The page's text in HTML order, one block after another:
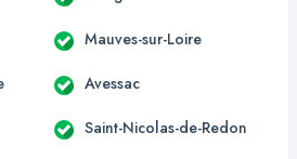
Mauves-sur-Loire
Avessac
Saint-Nicolas-de-Redon